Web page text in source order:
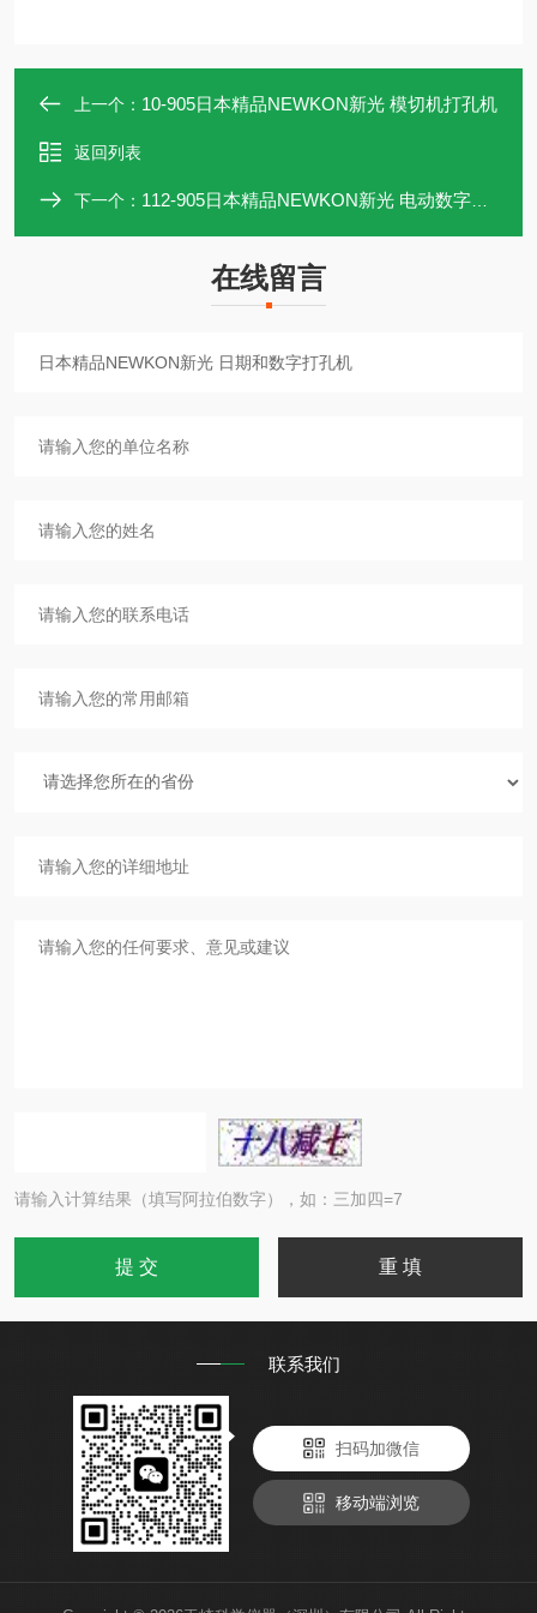
上一个： 10-905日本精品NEWKON新光 模切机打孔机
返回列表
下一个： 112-905日本精品NEWKON新光 电动数字打孔机
在线留言
请输入计算结果（填写阿拉伯数字），如：三加四=7
联系我们
扫码加微信
移动端浏览